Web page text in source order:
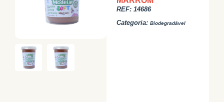
REF:14686
Categoria: Biodegradável